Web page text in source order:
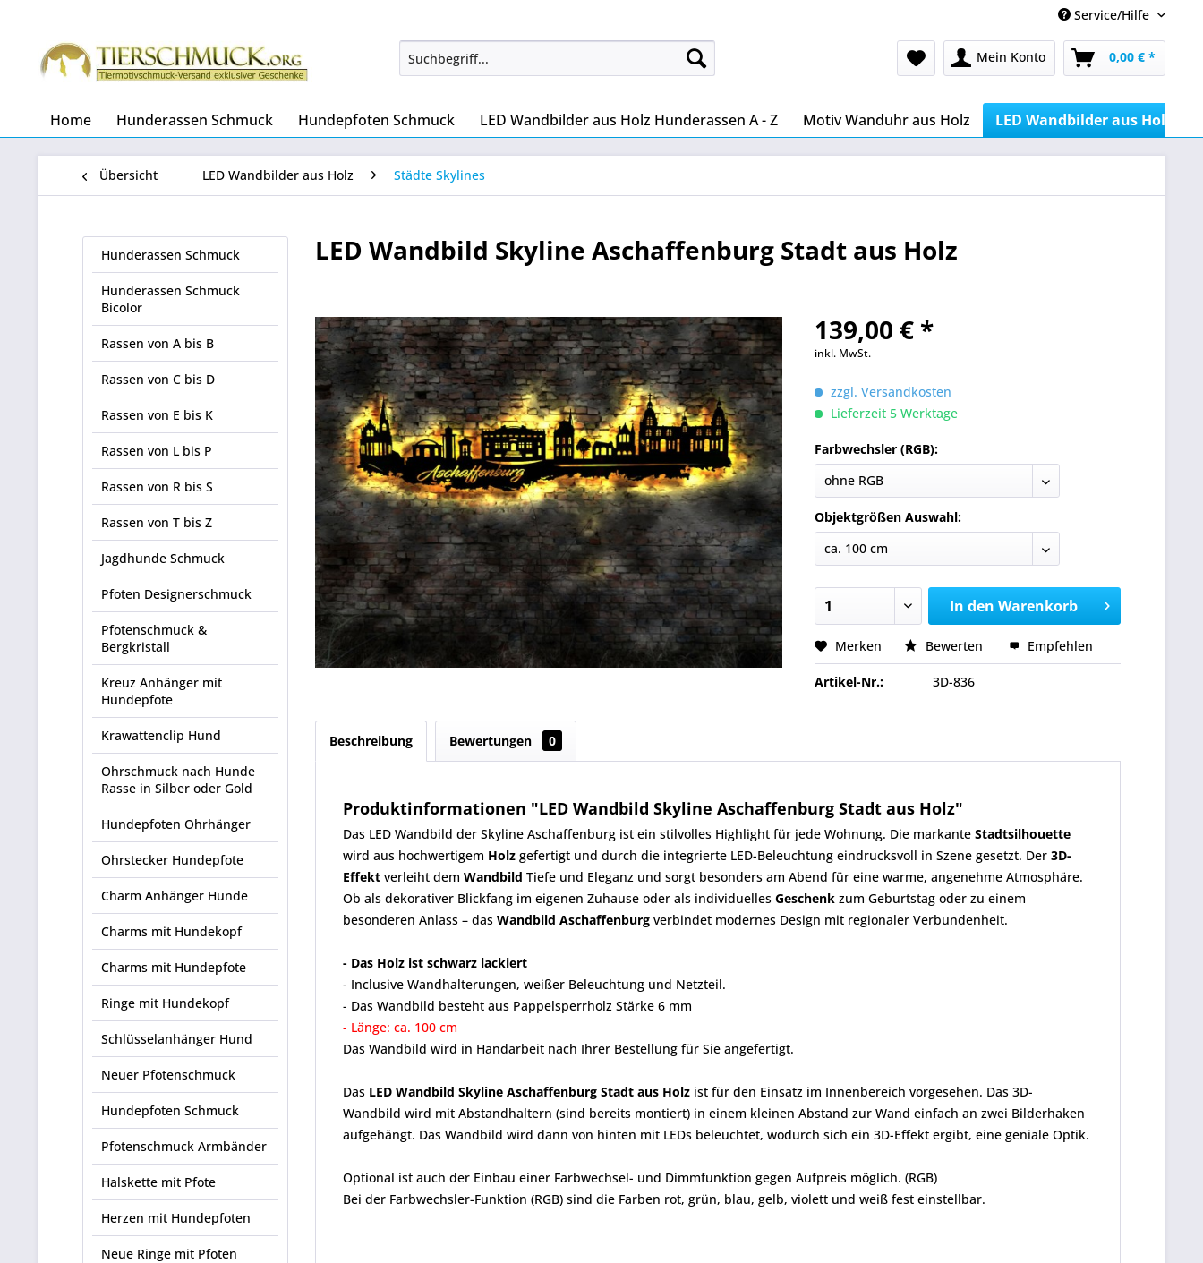
Service/Hilfe
Mein Konto 0,00 € *
Home Hunderassen Schmuck Hundepfoten Schmuck LED Wandbilder aus Holz Hunderassen A - Z Motiv Wanduhr aus Holz LED Wandbilder aus Holz
Übersicht LED Wandbilder aus Holz Städte Skylines
Hunderassen Schmuck
Hunderassen Schmuck
Bicolor
Rassen von A bis B
Rassen von C bis D
Rassen von E bis K
Rassen von L bis P
Rassen von R bis S
Rassen von T bis Z
Jagdhunde Schmuck
Pfoten Designerschmuck
Pfotenschmuck &
Bergkristall
Kreuz Anhänger mit
Hundepfote
Krawattenclip Hund
Ohrschmuck nach Hunde
Rasse in Silber oder Gold
Hundepfoten Ohrhänger
Ohrstecker Hundepfote
Charm Anhänger Hunde
Charms mit Hundekopf
Charms mit Hundepfote
Ringe mit Hundekopf
Schlüsselanhänger Hund
Neuer Pfotenschmuck
Hundepfoten Schmuck
Pfotenschmuck Armbänder
Halskette mit Pfote
Herzen mit Hundepfoten
Neue Ringe mit Pfoten
LED Wandbild Skyline Aschaffenburg Stadt aus Holz
139,00 € *
inkl. MwSt.
zzgl. Versandkosten
Lieferzeit 5 Werktage
Farbwechsler (RGB):
Objektgrößen Auswahl:
In den Warenkorb
Merken Bewerten Empfehlen
Artikel-Nr.: 3D-836
Beschreibung Bewertungen 0
Produktinformationen "LED Wandbild Skyline Aschaffenburg Stadt aus Holz"
Das LED Wandbild der Skyline Aschaffenburg ist ein stilvolles Highlight für jede Wohnung. Die markante Stadtsilhouette
wird aus hochwertigem Holz gefertigt und durch die integrierte LED-Beleuchtung eindrucksvoll in Szene gesetzt. Der 3D-
Effekt verleiht dem Wandbild Tiefe und Eleganz und sorgt besonders am Abend für eine warme, angenehme Atmosphäre.
Ob als dekorativer Blickfang im eigenen Zuhause oder als individuelles Geschenk zum Geburtstag oder zu einem
besonderen Anlass – das Wandbild Aschaffenburg verbindet modernes Design mit regionaler Verbundenheit.
- Das Holz ist schwarz lackiert
- Inclusive Wandhalterungen, weißer Beleuchtung und Netzteil.
- Das Wandbild besteht aus Pappelsperrholz Stärke 6 mm
- Länge: ca. 100 cm
Das Wandbild wird in Handarbeit nach Ihrer Bestellung für Sie angefertigt.
Das LED Wandbild Skyline Aschaffenburg Stadt aus Holz ist für den Einsatz im Innenbereich vorgesehen. Das 3D-
Wandbild wird mit Abstandhaltern (sind bereits montiert) in einem kleinen Abstand zur Wand einfach an zwei Bilderhaken
aufgehängt. Das Wandbild wird dann von hinten mit LEDs beleuchtet, wodurch sich ein 3D-Effekt ergibt, eine geniale Optik.
Optional ist auch der Einbau einer Farbwechsel- und Dimmfunktion gegen Aufpreis möglich. (RGB)
Bei der Farbwechsler-Funktion (RGB) sind die Farben rot, grün, blau, gelb, violett und weiß fest einstellbar.